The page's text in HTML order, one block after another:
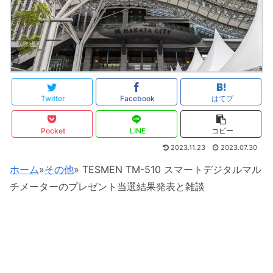
Twitter Facebook はてブ
Pocket LINE コピー
2023.11.23 2023.07.30
ホーム»その他» TESMEN TM-510 スマートデジタルマル
チメーターのプレゼント当選結果発表と雑談